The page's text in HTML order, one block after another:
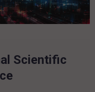
Scientific